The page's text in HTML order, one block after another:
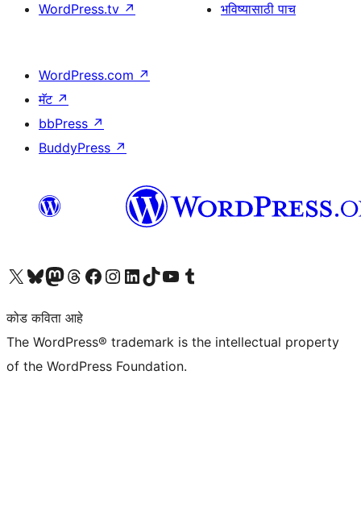
WordPress.tv ↗
भविष्यासाठी पाच
WordPress.com ↗
मॅट ↗
bbPress ↗
BuddyPress ↗
आमच्या X (एक्स) (पूर्वीचे ट्विटर) खात्याला भेट द्या आमच्या ब्लूस्की खात्याला भेट द्या.आमच्या Mastodon खात्याला भेट द्या.आमच्या थ्रेड्स खात्याला भेट द्या. आमच्या फेसबुक पेजला भेट द्या आमच्या इंस्टाग्राम खात्याला भेट द्या आमच्या लिंक्डइन खात्याला भेट द्या आमच्या टिकटॉक अकाउंटला भेट द्या.आमच्या यूट्यूब चॅनेलला भेट द्या आमच्या टंबलर खात्याला भेट द्या.
कोड कविता आहे
The WordPress® trademark is the intellectual property
of the WordPress Foundation.